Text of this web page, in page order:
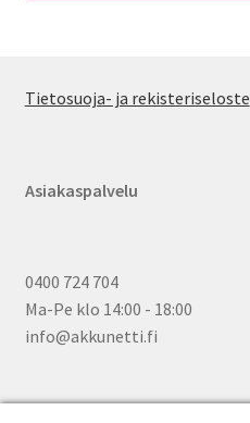
Tietosuoja- ja rekisteriseloste
Asiakaspalvelu
0400 724 704
Ma-Pe klo 14:00 - 18:00
info@akkunetti.fi